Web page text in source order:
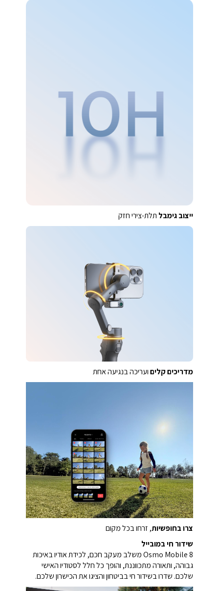
ייצוב גימבל תלת-צירי חזק
מדריכים קליםועריכה בנגיעה אחת
צרו בחופשיות, זרחו בכל מקום
שידור חי במובייל
Osmo Mobile 8 משלב מעקב חכם, לכידת אודיו באיכות
גבוהה, ותאורה מתכווננת, והופך כל חלל לסטודיו האישי
שלכם. שדרו בשידור חי בביטחון והציגו את הכישרון שלכם.